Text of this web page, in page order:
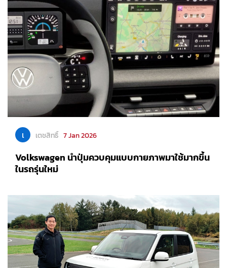
เ เตชสิทธิ์ 7 Jan 2026
Volkswagen นำปุ่มควบคุมแบบกายภาพมาใช้มากขึ้น
ในรถรุ่นใหม่